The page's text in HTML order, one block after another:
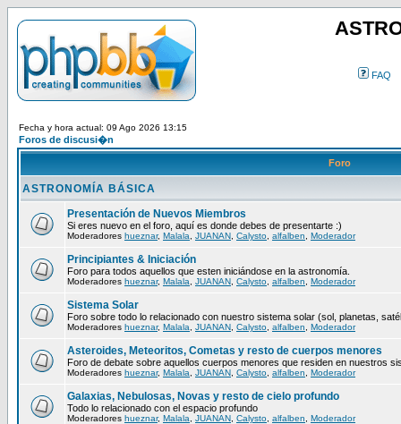
FAQ
Fecha y hora actual: 09 Ago 2026 13:15
Foros de discusi�n
Foro
ASTRONOMÍA BÁSICA
Presentación de Nuevos Miembros
Si eres nuevo en el foro, aquí es donde debes de presentarte :)
Moderadores hueznar, Malala JUANAN Calysto alfalben Moderador
Principiantes & Iniciación
Foro para todos aquellos que esten iniciándose en la astronomía.
Moderadores hueznar, Malala JUANAN Calysto alfalben Moderador
Sistema Solar
Foro sobre todo lo relacionado con nuestro sistema solar (sol, planetas,
Moderadores hueznar, Malala JUANAN Calysto alfalben Moderador
Asteroides, Meteoritos, Cometas y resto de cuerpos menores
Foro de debate sobre aquellos cuerpos menores que residen en nuestros
Moderadores hueznar, Malala JUANAN Calysto alfalben Moderador
Galaxias, Nebulosas, Novas y resto de cielo profundo
Todo lo relacionado con el espacio profundo
Moderadores hueznar, Malala JUANAN Calysto alfalben Moderador